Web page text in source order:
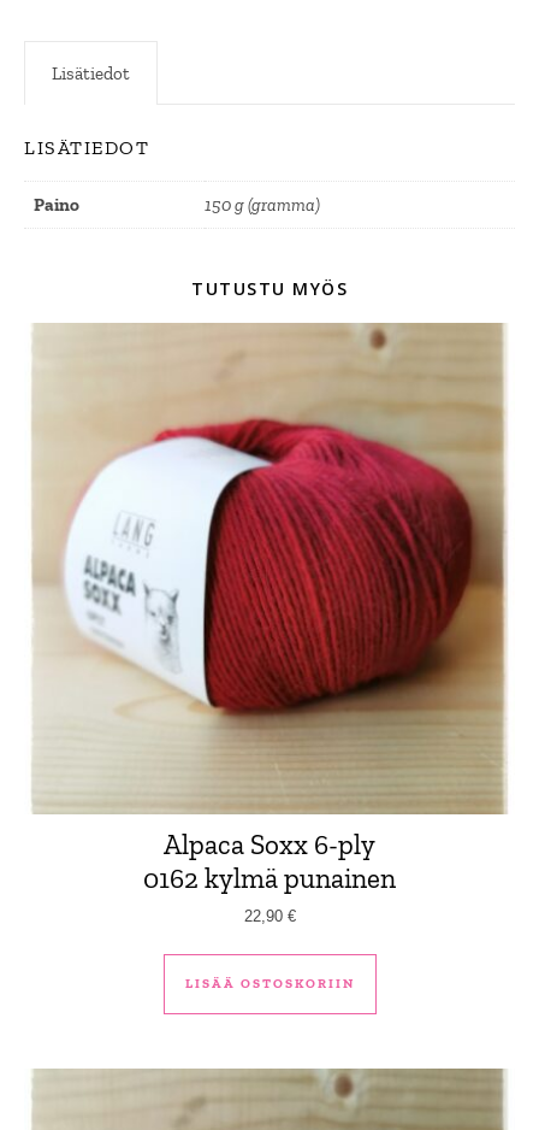
Lisätiedot
LISÄTIEDOT
Paino 150 g (gramma)
TUTUSTU MYÖS
Alpaca Soxx 6-ply
0162 kylmä punainen
22,90 €
LISÄÄ OSTOSKORIIN